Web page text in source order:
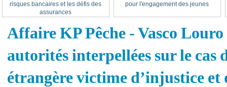
pour l'engagement des jeunes
risques bancaires et les défis des
assurances
Affaire KP Pêche - Vasco Louro
autorités interpellées sur le cas
étrangère victime d’injustice et